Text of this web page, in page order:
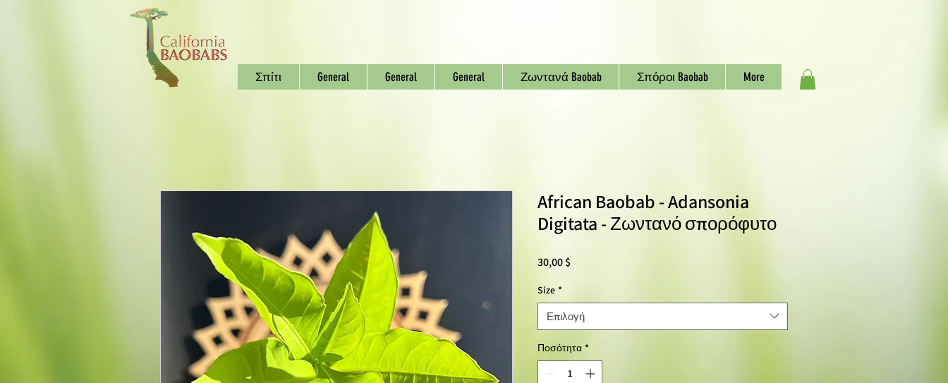
Σπίτι General General General Ζωντανά Baobab Σπόροι Baobab More
African Baobab - Adansonia
Digitata - Ζωντανό σπορόφυτο
30,00 $Τιμή
Size *
Επιλογή
Ποσότητα *